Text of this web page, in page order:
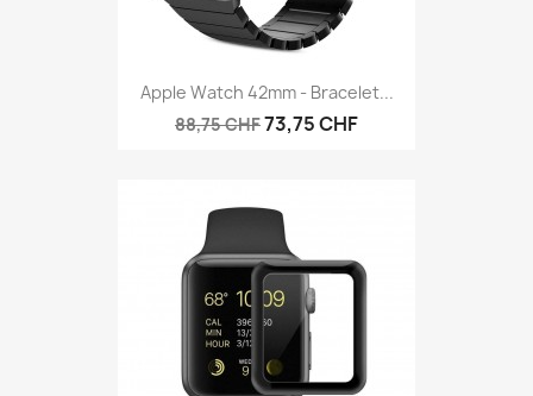
Apple Watch 42mm - Bracelet...
88,75 CHF73,75 CHF